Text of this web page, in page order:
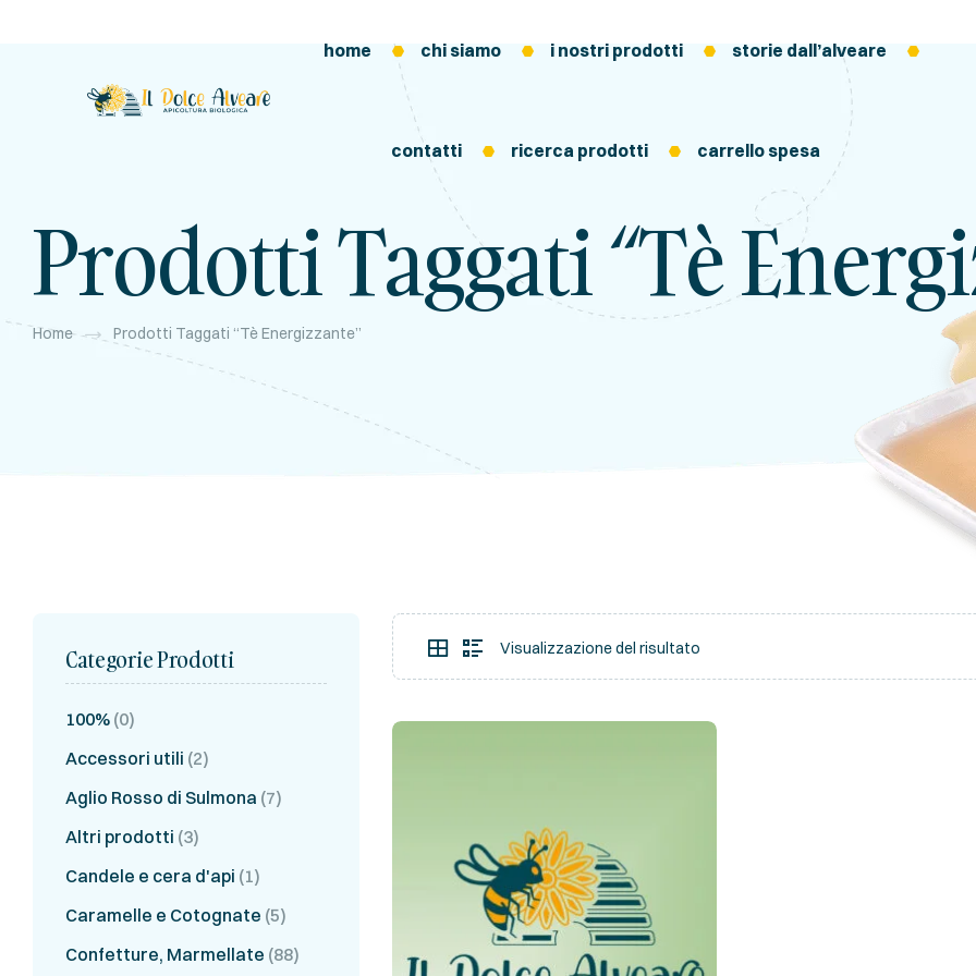
home chi siamo i nostri prodotti storie dall’alveare
contatti ricerca prodotti carrello spesa
Prodotti Taggati “tè
Home Prodotti Taggati “tè Energizzante”
Visualizzazione del risultato
Categorie Prodotti
100% (0)
Accessori utili (2)
Aglio Rosso di Sulmona (7)
Altri prodotti (3)
Candele e cera d'api (1)
Caramelle e Cotognate (5)
Confetture, Marmellate (88)